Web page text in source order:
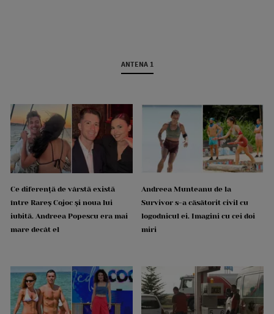
ANTENA 1
Ce diferență de vârstă există
între Rareș Cojoc și noua lui
iubită. Andreea Popescu era mai
mare decât el
Andreea Munteanu de la
Survivor s-a căsătorit civil cu
logodnicul ei. Imagini cu cei doi
miri